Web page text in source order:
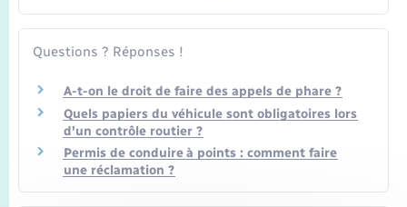
Questions ? Réponses !
A-t-on le droit de faire des appels de phare ?
Quels papiers du véhicule sont obligatoires lors
d'un contrôle routier ?
Permis de conduire à points : comment faire
une réclamation ?